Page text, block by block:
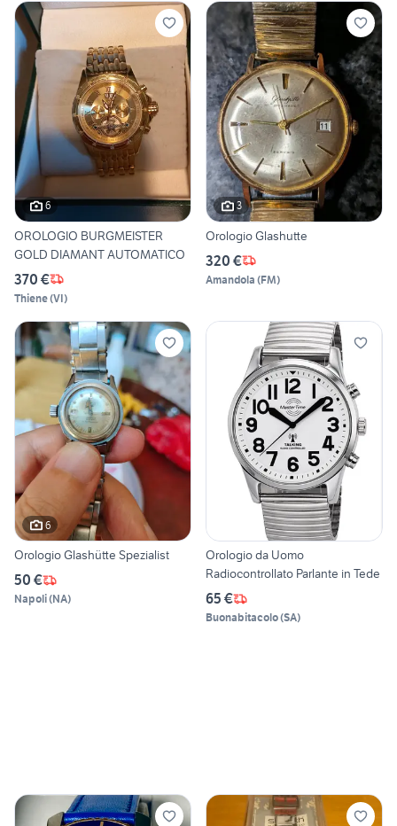
6
OROLOGIO BURGMEISTER
GOLD DIAMANT AUTOMATICO
370 €
Thiene(VI)
3
Orologio Glashutte
320 €
Amandola (FM)
6
Orologio Glashütte Spezialist
50 €
Napoli(NA)
Orologio da Uomo
Radiocontrollato Parlante in Tede
65 €
Buonabitacolo(SA)